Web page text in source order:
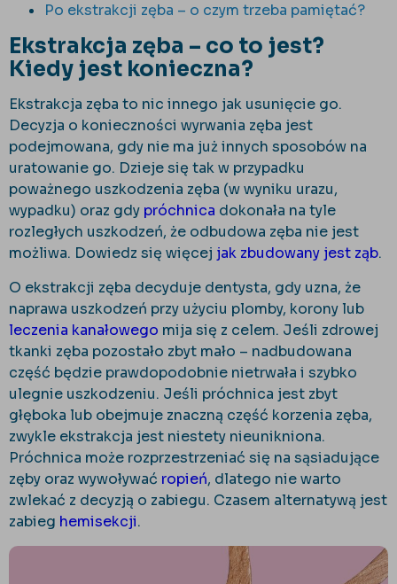
Po ekstrakcji zęba – o czym trzeba pamiętać?
Ekstrakcja zęba – co to jest?
Kiedy jest konieczna?
Ekstrakcja zęba to nic innego jak usunięcie go.
Decyzja o konieczności wyrwania zęba jest
podejmowana, gdy nie ma już innych sposobów na
uratowanie go. Dzieje się tak w przypadku
poważnego uszkodzenia zęba (w wyniku urazu,
wypadku) oraz gdy próchnica dokonała na tyle
rozległych uszkodzeń, że odbudowa zęba nie jest
możliwa. Dowiedz się więcej jak zbudowany jest ząb.
O ekstrakcji zęba decyduje dentysta, gdy uzna, że
naprawa uszkodzeń przy użyciu plomby, korony lub
leczenia kanałowego mija się z celem. Jeśli zdrowej
tkanki zęba pozostało zbyt mało – nadbudowana
część będzie prawdopodobnie nietrwała i szybko
ulegnie uszkodzeniu. Jeśli próchnica jest zbyt
głęboka lub obejmuje znaczną część korzenia zęba,
zwykle ekstrakcja jest niestety nieunikniona.
Próchnica może rozprzestrzeniać się na sąsiadujące
zęby oraz wywoływać ropień, dlatego nie warto
zwlekać z decyzją o zabiegu. Czasem alternatywą jest
zabieg hemisekcji.